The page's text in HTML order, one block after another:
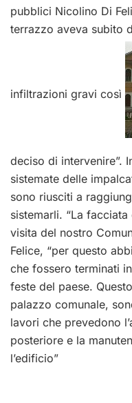
pubblici Nicolino Di
terrazzo aveva subito
infiltrazioni gravi così
deciso di intervenire”.
sistemate delle
sono riusciti a
sistemarli. “La
visita del nostro
Felice, “per questo
che fossero terminati
feste del paese.
palazzo comunale,
lavori che prevedono
posteriore e la
l’edificio”